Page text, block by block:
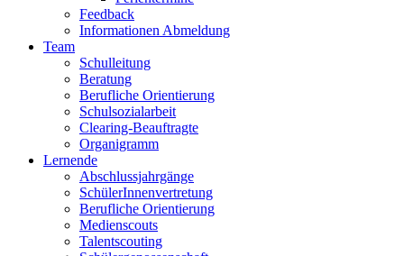
Feedback
Informationen Abmeldung
Team
Schulleitung
Beratung
Berufliche Orientierung
Schulsozialarbeit
Clearing-Beauftragte
Organigramm
Lernende
Abschlussjahrgänge
SchülerInnenvertretung
Berufliche Orientierung
Medienscouts
Talentscouting